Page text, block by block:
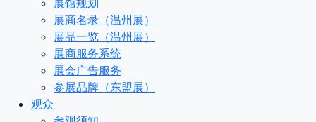
展馆规划
展商名录（温州展）
展品一览（温州展）
展商服务系统
展会广告服务
参展品牌（东盟展）
观众